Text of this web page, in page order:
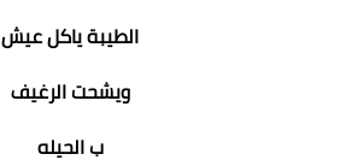
الطيبة ياكل عيش
ويشحت الرغيف
ب الحيله